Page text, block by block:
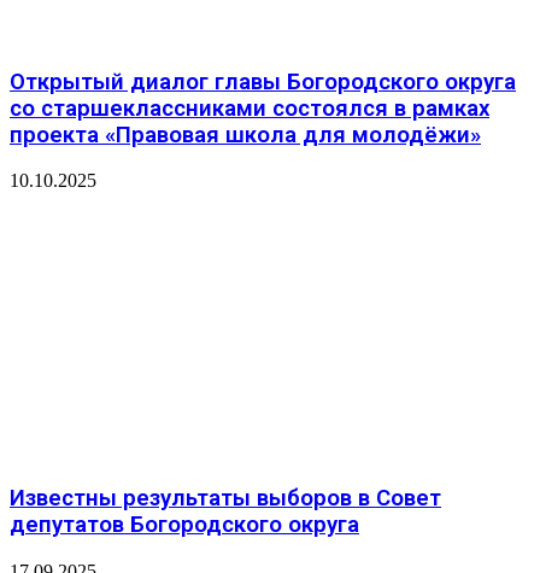
Открытый диалог главы Богородского округа
со старшеклассниками состоялся в рамках
проекта «Правовая школа для молодёжи»
10.10.2025
Известны результаты выборов в Совет
депутатов Богородского округа